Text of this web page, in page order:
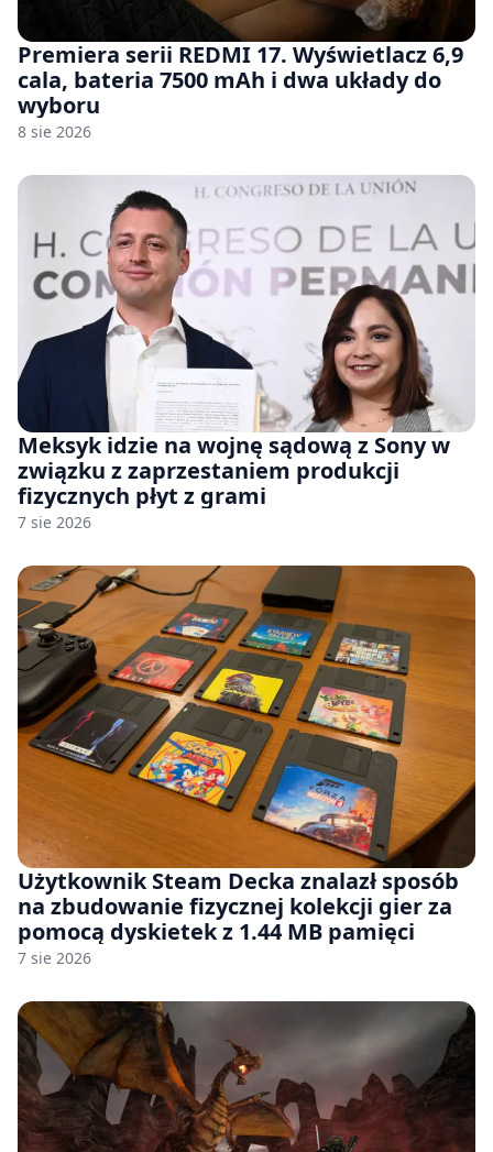
Premiera serii REDMI 17. Wyświetlacz 6,9
cala, bateria 7500 mAh i dwa układy do
wyboru
8 sie 2026
Meksyk idzie na wojnę sądową z Sony w
związku z zaprzestaniem produkcji
fizycznych płyt z grami
7 sie 2026
Użytkownik Steam Decka znalazł sposób
na zbudowanie fizycznej kolekcji gier za
pomocą dyskietek z 1.44 MB pamięci
7 sie 2026